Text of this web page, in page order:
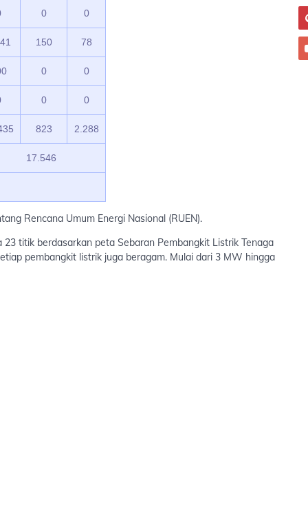
0 0
150 78
0 0
0 0
823 2.288
17.546
Rencana Umum Energi Nasional (RUEN).
titik berdasarkan peta Sebaran Pembangkit Listrik Tenaga
pembangkit listrik juga beragam. Mulai dari 3 MW hingga